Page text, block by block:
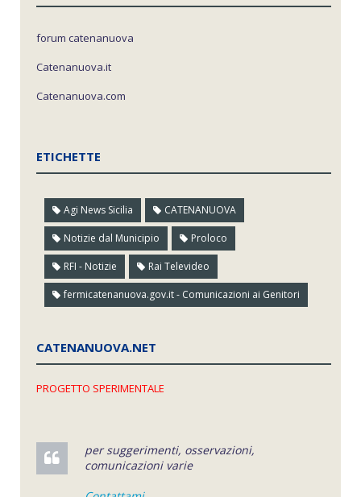
forum catenanuova
Catenanuova.it
Catenanuova.com
ETICHETTE
Agi News Sicilia CATENANUOVA
Notizie dal Municipio Proloco
RFI - Notizie Rai Televideo
fermicatenanuova.gov.it - Comunicazioni ai Genitori
CATENANUOVA.NET
PROGETTO SPERIMENTALE
per suggerimenti, osservazioni,
comunicazioni varie